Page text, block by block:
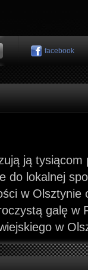
facebook
ją
do lokalnej
w Olsztynie
galę w
w